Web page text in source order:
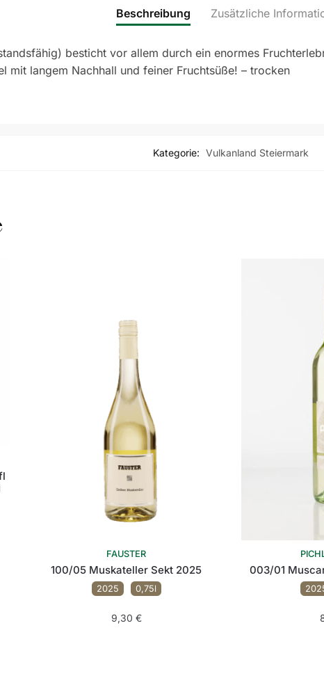
Beschreibung Zusätzliche
besticht vor allem durch ein enormes
mit langem Nachhall und feiner Fruchtsüße! – trocken
Kategorie: Vulkanland Steiermark
FAUSTER
100/05 Muskateller Sekt 2025
2025 0,75l
9,30 €
003/01